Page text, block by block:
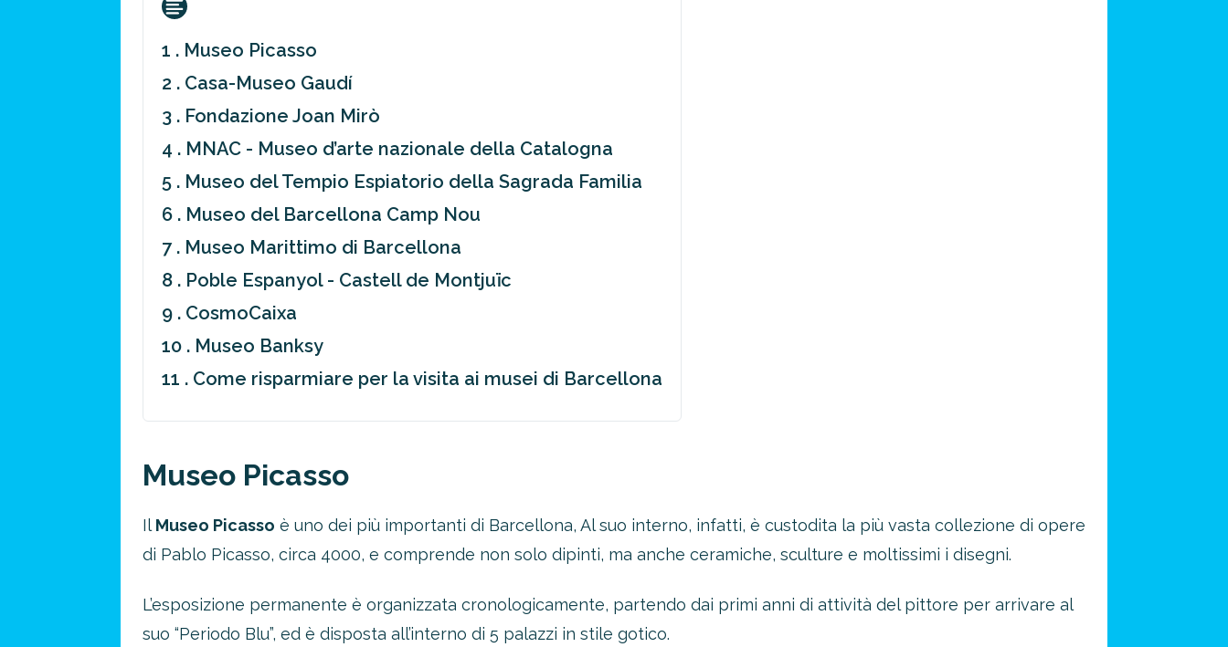
1 . Museo Picasso
2 . Casa-Museo Gaudí
3 . Fondazione Joan Mirò
4 . MNAC - Museo d’arte nazionale della Catalogna
5 . Museo del Tempio Espiatorio della Sagrada Familia
6 . Museo del Barcellona Camp Nou
7 . Museo Marittimo di Barcellona
8 . Poble Espanyol - Castell de Montjuïc
9 . CosmoCaixa
10 . Museo Banksy
11 . Come risparmiare per la visita ai musei di Barcellona
Museo Picasso
Il Museo Picasso è uno dei più importanti di Barcellona, Al suo interno, infatti, è custodita la più vasta collezione di opere
di Pablo Picasso, circa 4000, e comprende non solo dipinti, ma anche ceramiche, sculture e moltissimi i disegni.
L’esposizione permanente è organizzata cronologicamente, partendo dai primi anni di attività del pittore per arrivare al
suo “Periodo Blu”, ed è disposta all’interno di 5 palazzi in stile gotico.